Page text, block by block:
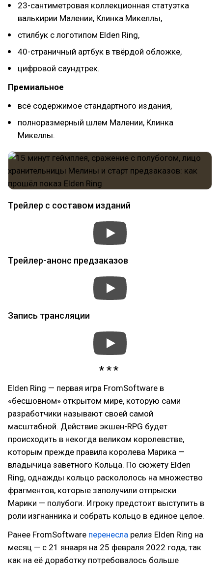
23-сантиметровая коллекционная статуэтка
валькирии Малении, Клинка Микеллы,
стилбук с логотипом Elden Ring,
40-страничный артбук в твёрдой обложке,
цифровой саундтрек.
Премиальное
всё содержимое стандартного издания,
полноразмерный шлем Малении, Клинка
Микеллы.
Трейлер с составом изданий
Трейлер-анонс предзаказов
Запись трансляции
Elden Ring — первая игра FromSoftware в
«бесшовном» открытом мире, которую сами
разработчики называют своей самой
масштабной. Действие экшен-RPG будет
происходить в некогда великом королевстве,
которым прежде правила королева Марика —
владычица заветного Кольца. По сюжету Elden
Ring, однажды кольцо раскололось на множество
фрагментов, которые заполучили отпрыски
Марики — полубоги. Игроку предстоит выступить в
роли изгнанника и собрать кольцо в единое целое.
Ранее FromSoftware перенесла релиз Elden Ring на
месяц — с 21 января на 25 февраля 2022 года, так
как на её доработку потребовалось больше